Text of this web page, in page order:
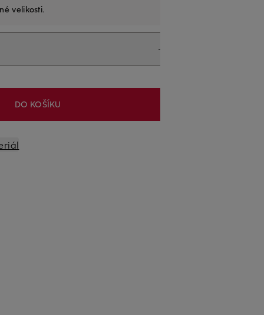
velikosti.
DO KOŠÍKU